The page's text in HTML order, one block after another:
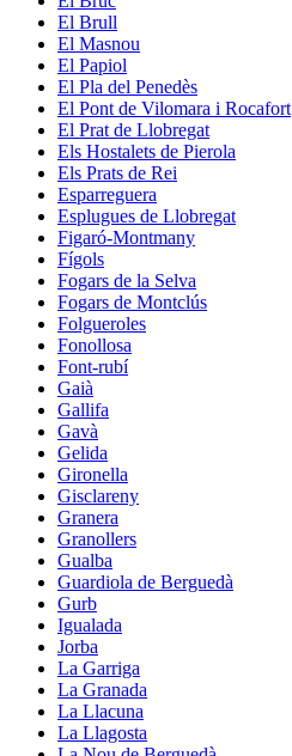
El Brull
El Masnou
El Papiol
El Pla del Penedès
El Pont de Vilomara i Rocafort
El Prat de Llobregat
Els Hostalets de Pierola
Els Prats de Rei
Esparreguera
Esplugues de Llobregat
Figaró-Montmany
Fígols
Fogars de la Selva
Fogars de Montclús
Folgueroles
Fonollosa
Font-rubí
Gaià
Gallifa
Gavà
Gelida
Gironella
Gisclareny
Granera
Granollers
Gualba
Guardiola de Berguedà
Gurb
Igualada
Jorba
La Garriga
La Granada
La Llacuna
La Llagosta